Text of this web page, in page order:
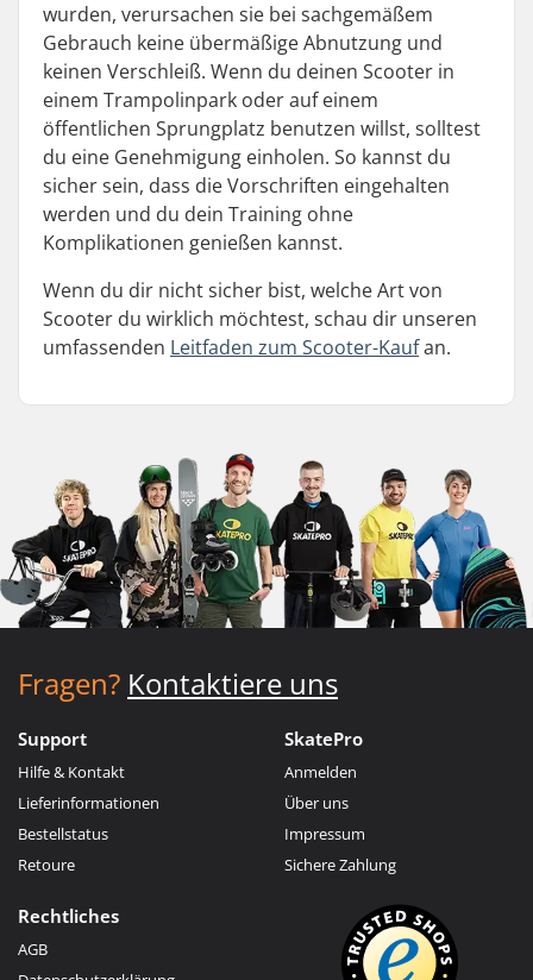
wurden, verursachen sie bei sachgemäßem
Gebrauch keine übermäßige Abnutzung und
keinen Verschleiß. Wenn du deinen Scooter in
einem Trampolinpark oder auf einem
öffentlichen Sprungplatz benutzen willst, solltest
du eine Genehmigung einholen. So kannst du
sicher sein, dass die Vorschriften eingehalten
werden und du dein Training ohne
Komplikationen genießen kannst.
Wenn du dir nicht sicher bist, welche Art von
Scooter du wirklich möchtest, schau dir unseren
umfassenden Leitfaden zum Scooter-Kaufan.
Fragen? Kontaktiere uns
Support
Hilfe & Kontakt
Lieferinformationen
Bestellstatus
Retoure
SkatePro
Anmelden
Über uns
Impressum
Sichere Zahlung
Rechtliches
AGB